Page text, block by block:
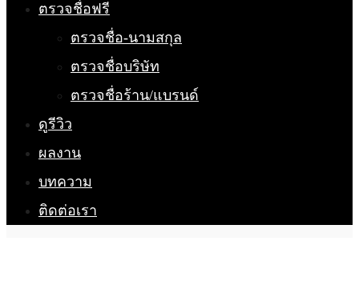
ตรวจชื่อฟรี
ตรวจชื่อ-นามสกุล
ตรวจชื่อบริษัท
ตรวจชื่อร้าน/แบรนด์
ดูรีวิว
ผลงาน
บทความ
ติดต่อเรา